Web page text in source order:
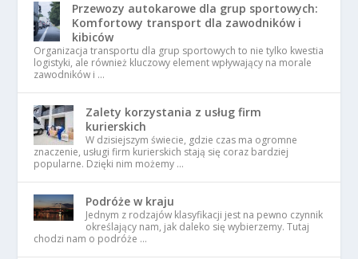
Przewozy autokarowe dla grup sportowych:
Komfortowy transport dla zawodników i
kibiców
Organizacja transportu dla grup sportowych to nie tylko kwestia
logistyki, ale również kluczowy element wpływający na morale
zawodników i …
Zalety korzystania z usług firm
kurierskich
W dzisiejszym świecie, gdzie czas ma ogromne
znaczenie, usługi firm kurierskich stają się coraz bardziej
popularne. Dzięki nim możemy …
Podróże w kraju
Jednym z rodzajów klasyfikacji jest na pewno czynnik
określający nam, jak daleko się wybierzemy. Tutaj
chodzi nam o podróże …